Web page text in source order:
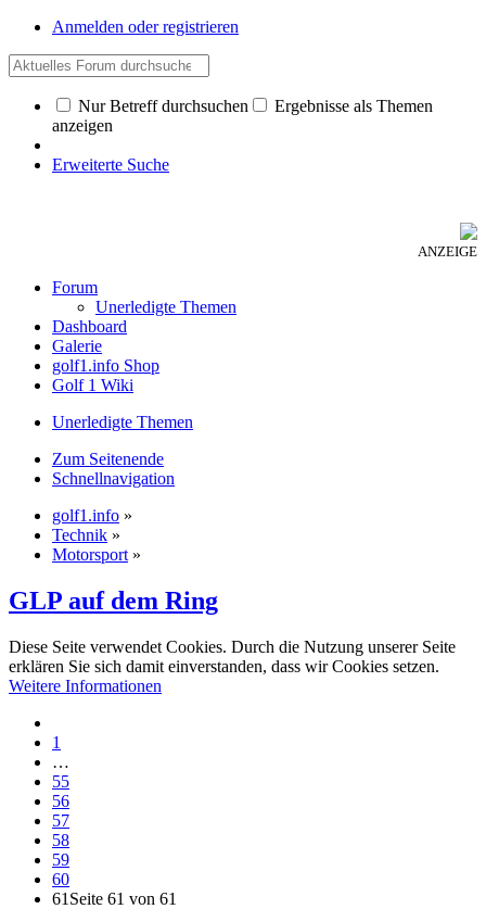
Anmelden oder registrieren
Nur Betreff durchsuchen
Ergebnisse als Themen
anzeigen
Erweiterte Suche
ANZEIGE
Forum
Unerledigte Themen
Dashboard
Galerie
golf1.info Shop
Golf 1 Wiki
Unerledigte Themen
Zum Seitenende
Schnellnavigation
golf1.info »
Technik »
Motorsport »
GLP auf dem Ring
Diese Seite verwendet Cookies. Durch die Nutzung unserer Seite
erklären Sie sich damit einverstanden, dass wir Cookies setzen.
Weitere Informationen
1
…
55
56
57
58
59
60
61 Seite 61 von 61